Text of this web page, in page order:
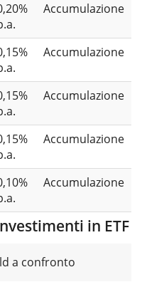
Accumulazione
Accumulazione
Accumulazione
Accumulazione
Accumulazione
in ETF
a confronto